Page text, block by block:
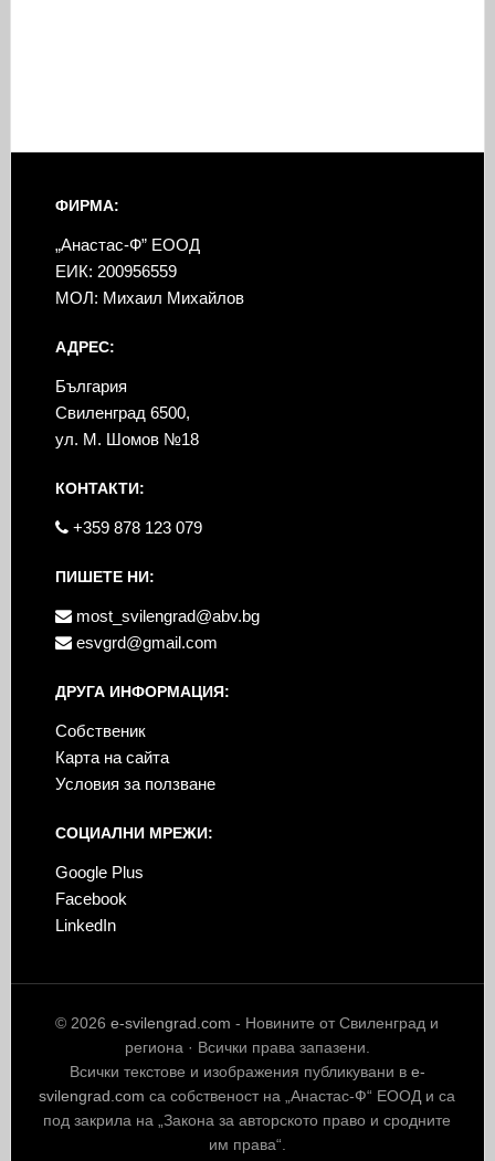
ФИРМА:
„Анастас-Ф” ЕООД
ЕИК: 200956559
МОЛ: Михаил Михайлов
АДРЕС:
България
Свиленград 6500,
ул. М. Шомов №18
КОНТАКТИ:
+359 878 123 079
ПИШЕТЕ НИ:
most_svilengrad@abv.bg
esvgrd@gmail.com
ДРУГА ИНФОРМАЦИЯ:
Собственик
Карта на сайта
Условия за ползване
СОЦИАЛНИ МРЕЖИ:
Google Plus
Facebook
LinkedIn
© 2026e-svilengrad.com - Новините от Свиленград и
региона · Всички права запазени.
Всички текстове и изображения публикувани в e-
svilengrad.com са собственост на „Анастас-Ф“ ЕООД и са
под закрила на „Закона за авторското право и сродните
им права“.